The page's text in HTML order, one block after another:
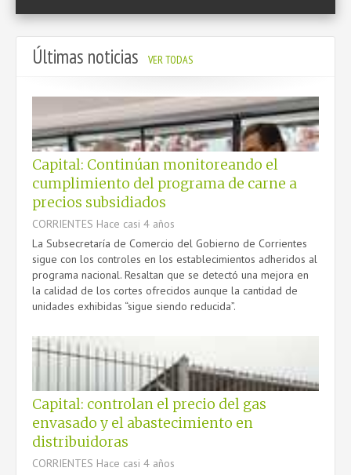
CONTACTO
Últimas noticias VER TODAS
Capital: Continúan monitoreando el
cumplimiento del programa de carne a
precios subsidiados
CORRIENTES Hace casi 4 años
La Subsecretaría de Comercio del Gobierno de Corrientes
sigue con los controles en los establecimientos adheridos al
programa nacional. Resaltan que se detectó una mejora en
la calidad de los cortes ofrecidos aunque la cantidad de
unidades exhibidas “sigue siendo reducida”.
Capital: controlan el precio del gas
envasado y el abastecimiento en
distribuidoras
CORRIENTES Hace casi 4 años